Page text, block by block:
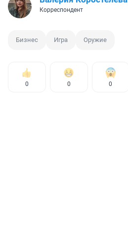
Корреспондент
Бизнес Игра Оружие
0 0 0